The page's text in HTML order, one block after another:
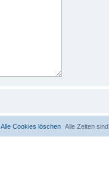
Alle Zeiten sind
Alle Cookies löschen